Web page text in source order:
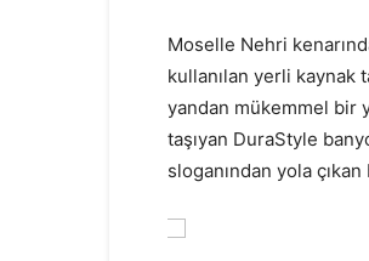
Moselle Nehri
kullanılan yerli
yandan mükemmel bir
taşıyan DuraStyle
sloganından yola